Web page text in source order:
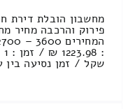
שקל / זמן נסיעה בין